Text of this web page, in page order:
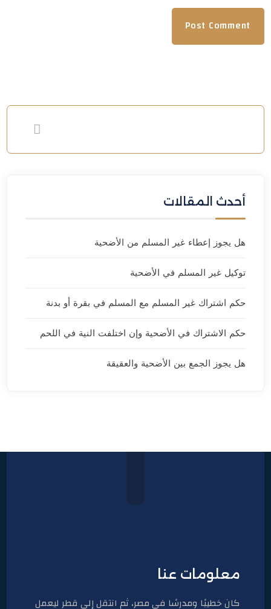
أحدث المقالات
هل يجوز إعطاء غير المسلم من الأضحية
توكيل غير المسلم في الأضحية
حكم اشتراك غير المسلم مع المسلم في بقرة أو بدنة
حكم الاشتراك في الأضحية وإن اختلفت النية في اللحم
هل يجوز الجمع بين الأضحية والعقيقة
معلومات عنا
كان خطيبًا ومدرسًا في مصر، ثم انتقل إلى قطر ليعمل